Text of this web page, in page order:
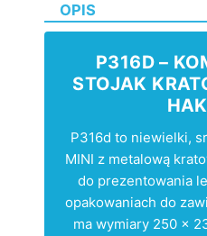
OPIS
P316D –
STOJAK
P316d to niewielki,
MINI z metalową
do prezentowania
opakowaniach do
ma wymiary 250 ×